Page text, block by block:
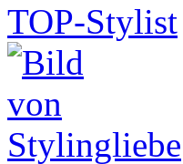
TOP-Stylist